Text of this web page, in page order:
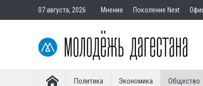
07 августа, 2026 Мнение Поколение Next
Политика Экономика Общество